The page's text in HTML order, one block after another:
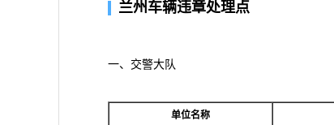
兰州车辆违章处理点
一、交警大队
单位名称